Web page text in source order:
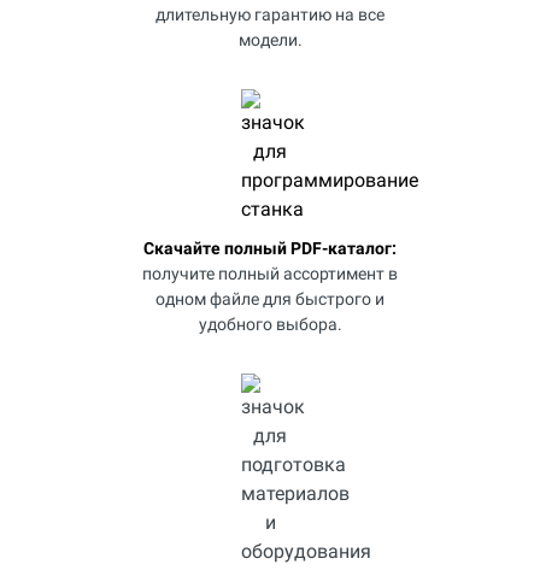
длительную гарантию на все
модели.
Скачайте полный PDF-каталог:
получите полный ассортимент в
одном файле для быстрого и
удобного выбора.